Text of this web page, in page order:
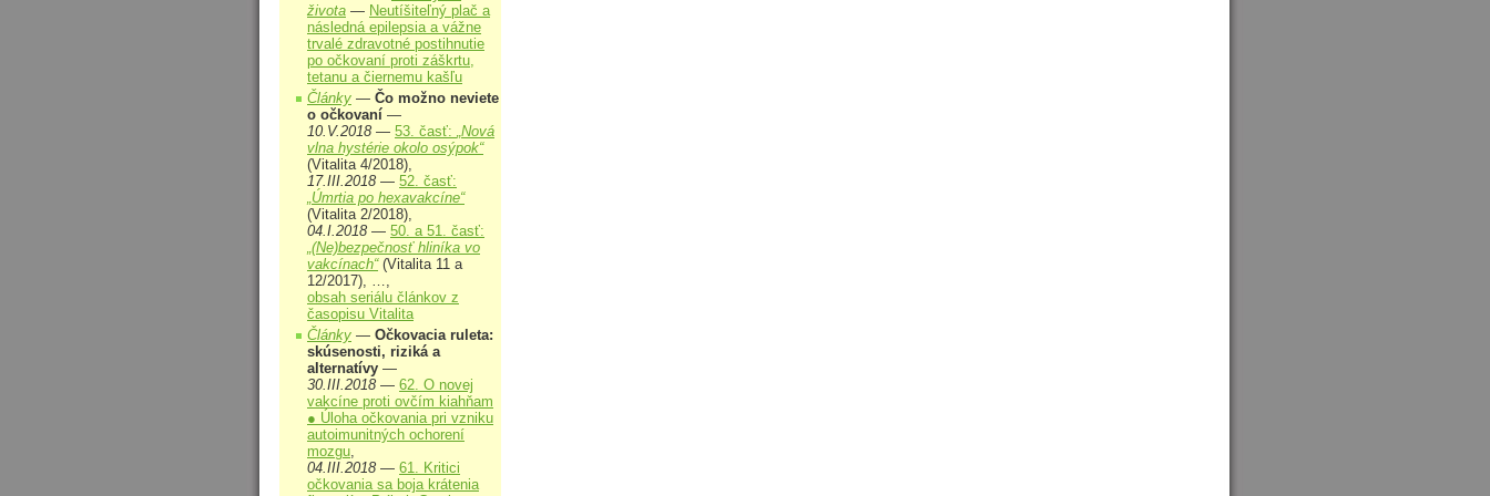
života — Neutíšiteľný plač a
následná epilepsia a vážne
trvalé zdravotné postihnutie
po očkovaní proti záškrtu,
tetanu a čiernemu kašľu
Články — Čo možno neviete
o očkovaní —
10.V.2018 — 53. časť: „Nová
vlna hystérie okolo osýpok“
(Vitalita 4/2018),
17.III.2018 — 52. časť:
„Úmrtia po hexavakcíne“
(Vitalita 2/2018),
04.I.2018 — 50. a 51. časť:
„(Ne)bezpečnosť hliníka vo
vakcínach“(Vitalita 11 a
12/2017), …,
obsah seriálu článkov z
časopisu Vitalita
Články — Očkovacia ruleta:
skúsenosti, riziká a
alternatívy —
30.III.2018 — 62. O novej
vakcíne proti ovčím kiahňam
● Úloha očkovania pri vzniku
autoimunitných ochorení
mozgu,
04.III.2018 — 61. Kritici
očkovania sa boja krátenia